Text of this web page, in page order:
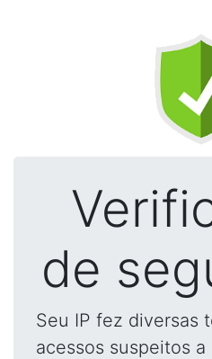
de
Seu IP fez diversas
acessos suspeitos